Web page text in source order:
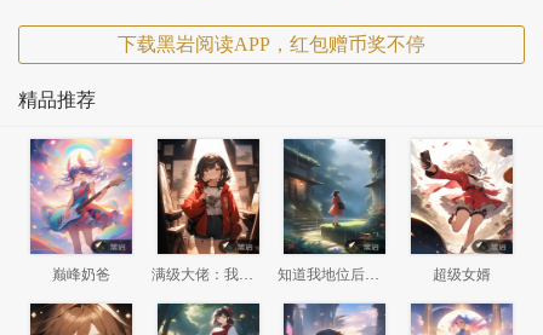
下载黑岩阅读APP，红包赠币奖不停
精品推荐
巅峰奶爸 满级大佬：我竟然回了新手村 知道我地位后，前妻悔哭了 超级女婿